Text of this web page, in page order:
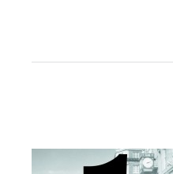
Le quotidien à l’oeuvre